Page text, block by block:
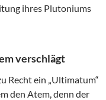
ihres Plutoniums
verschlägt
Recht ein „Ultimatum“
den Atem, denn der